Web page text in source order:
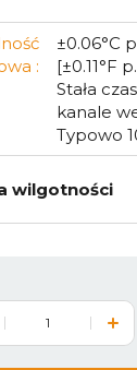
:
±0.06°C
[±0.11°F
Stała
kanale
Typowo
wilgotności